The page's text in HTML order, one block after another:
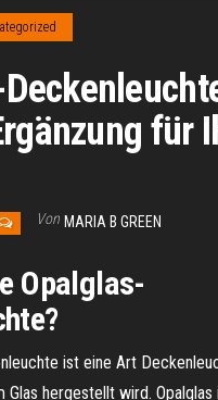
für
Von MARIA B GREEN
Opalglas-
ist eine Art
hergestellt wird. Opalglas